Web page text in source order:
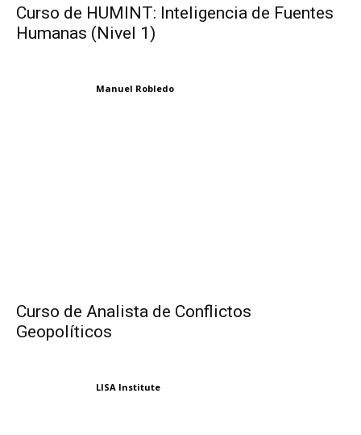
Curso de HUMINT: Inteligencia de Fuentes
Humanas (Nivel 1)
Manuel Robledo
Curso de Analista de Conflictos
Geopolíticos
LISA Institute